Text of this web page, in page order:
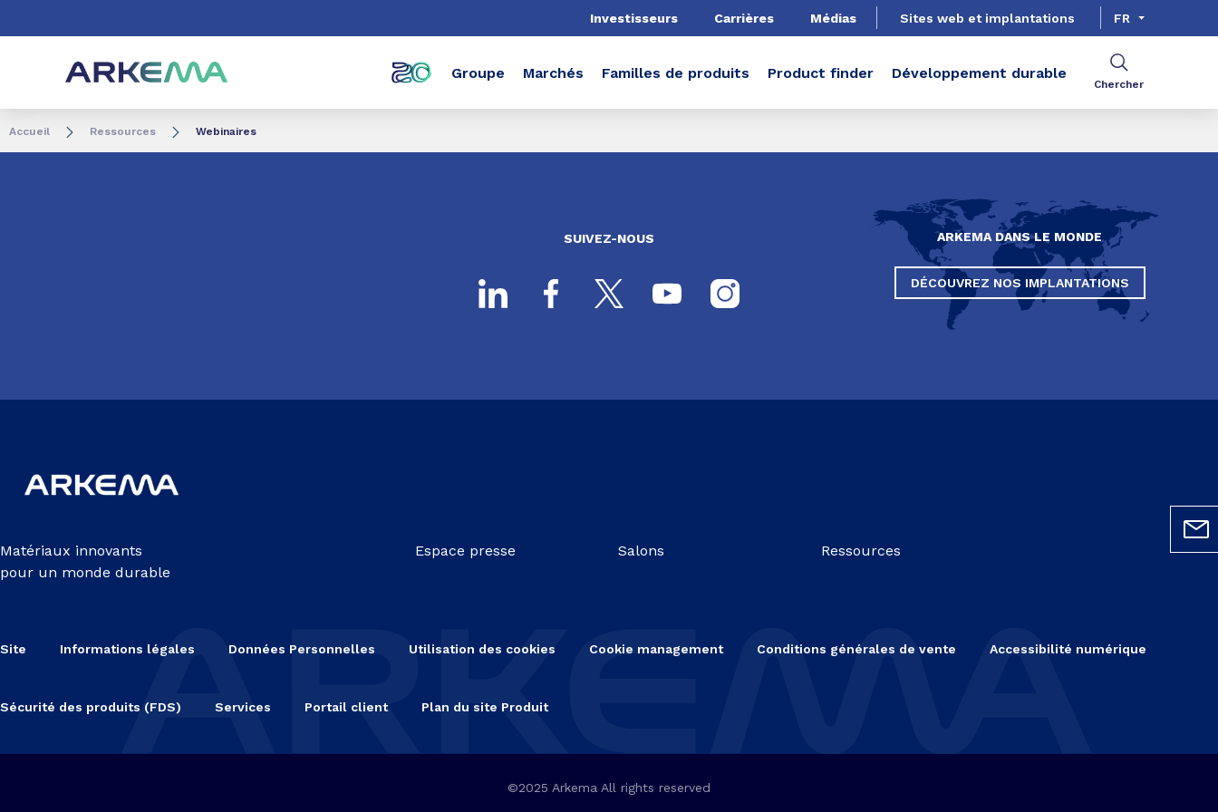
Investisseurs Carrières Médias Sites web et implantations FR
Groupe Marchés Familles de produits Product finder Développement durable
Chercher
Accueil Ressources Webinaires
SUIVEZ-NOUS ARKEMA DANS LE MONDE
DÉCOUVREZ NOS IMPLANTATIONS
Matériaux innovants
pour un monde durable
Espace presse Salons Ressources
Site Informations légales Données Personnelles Utilisation des cookies Cookie management Conditions générales de vente Accessibilité numérique
Sécurité des produits (FDS) Services Portail client Plan du site Produit
©2025 Arkema All rights reserved